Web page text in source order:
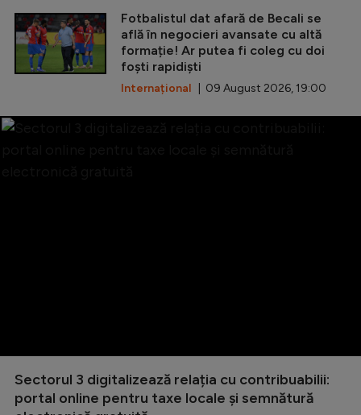
Fotbalistul dat afară de Becali se
află în negocieri avansate cu altă
formație! Ar putea fi coleg cu doi
foști rapidiști
Internațional | 09 August 2026, 19:00
Sectorul 3 digitalizează relația cu contribuabilii:
portal online pentru taxe locale și semnătură